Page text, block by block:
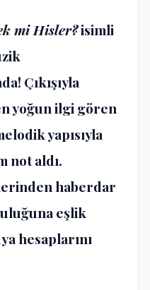
mi Hisler?isimli
Çıkışıyla
yoğun ilgi gören
yapısıyla
not aldı.
haberdar
eşlik
hesaplarını